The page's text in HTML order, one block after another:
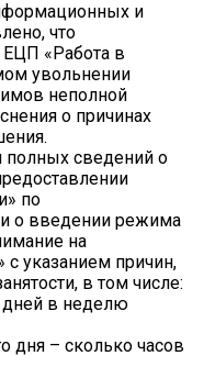
и
что
ЕЦП «Работа в
увольнении
неполной
о причинах
полных сведений о
по
о введении режима
на
указанием причин,
в том числе:
дней в неделю
дня – сколько часов